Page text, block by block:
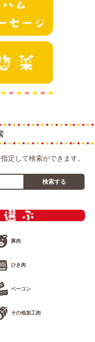
定して検索ができます。
検索する
豚肉
ひき肉
ベーコン
その他加工肉